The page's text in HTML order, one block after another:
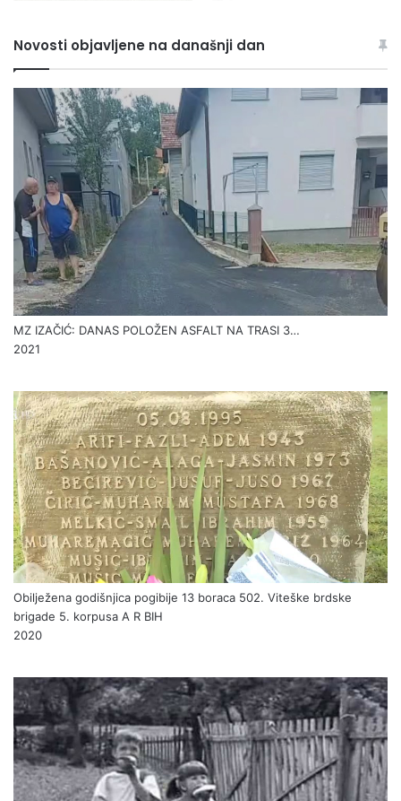
Novosti objavljene na današnji dan
MZ IZAČIĆ: DANAS POLOŽEN ASFALT NA TRASI 3…
2021
Obilježena godišnjica pogibije 13 boraca 502. Viteške brdske
brigade 5. korpusa A R BIH
2020